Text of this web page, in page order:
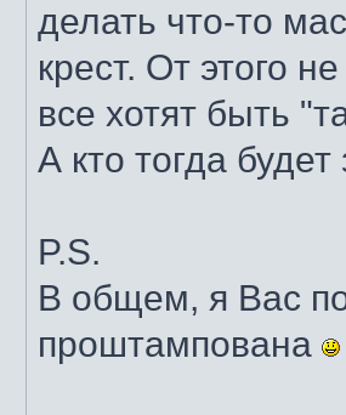
делать что-то
крест. От этого
все хотят быть
А кто тогда
P.S.
В общем, я Вас
проштампована